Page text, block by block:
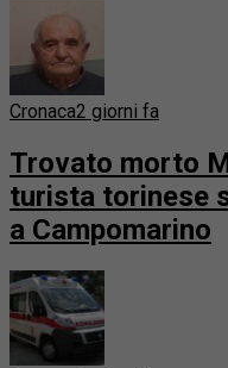
Cronaca2 giorni fa
Trovato morto
turista torinese
a Campomarino